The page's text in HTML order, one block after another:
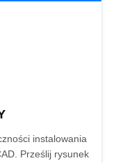
instalowania
Prześlij rysunek